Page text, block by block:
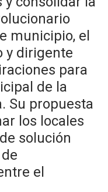
por sus cuatro
municipio, el
y dirigente
para
de la
Su propuesta
los locales
solución
el